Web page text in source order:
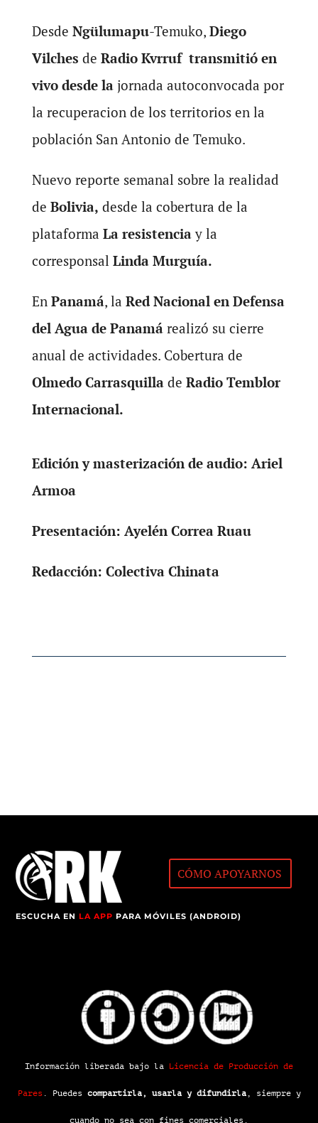
Desde Ngülumapu-Temuko, Diego
Vilches de Radio Kvrruf transmitió en
vivo desde la jornada autoconvocada por
la recuperacion de los territorios en la
población San Antonio de Temuko.
Nuevo reporte semanal sobre la realidad
de Bolivia, desde la cobertura de la
plataforma La resistenciay la
corresponsal Linda Murguía.
En Panamá, la Red Nacional en Defensa
del Agua de Panamárealizó su cierre
anual de actividades. Cobertura de
Olmedo Carrasquillade Radio Temblor
Internacional.
Edición y masterización de audio: Ariel
Armoa
Presentación: Ayelén Correa Ruau
Redacción: Colectiva Chinata
CÓMO APOYARNOS
ESCUCHA ENLA APP PARA MÓVILES (ANDROID)
Información liberada bajo la Licencia de Producción de
Pares. Puedes compartirla, usarla y difundirla, siempre y
cuando no sea con fines comerciales